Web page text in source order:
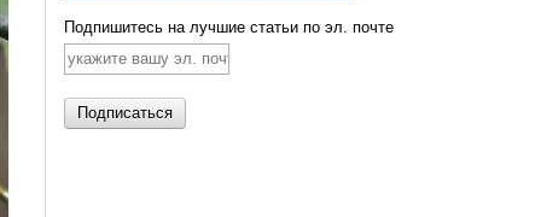
Подпишитесь на лучшие статьи по эл. почте